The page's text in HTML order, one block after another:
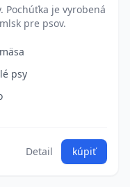
Pochúťka je vyrobená
pre psov.
psy
Detail kúpiť